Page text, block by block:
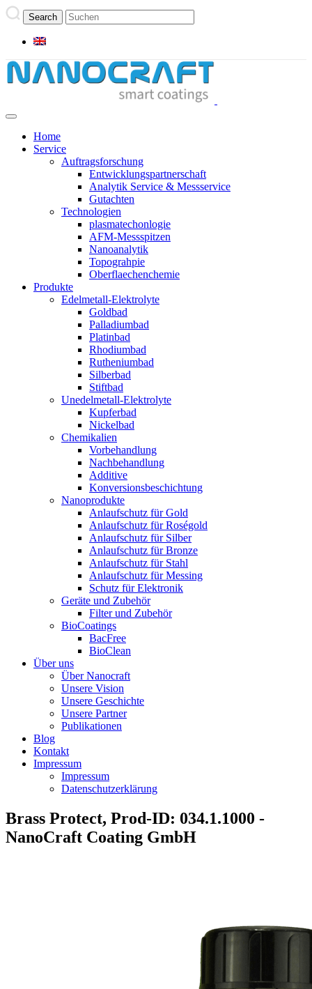
Home
Service
Auftragsforschung
Entwicklungspartnerschaft
Analytik Service & Messservice
Gutachten
Technologien
plasmatechonlogie
AFM-Messspitzen
Nanoanalytik
Topograhpie
Oberflaechenchemie
Produkte
Edelmetall-Elektrolyte
Goldbad
Palladiumbad
Platinbad
Rhodiumbad
Rutheniumbad
Silberbad
Stiftbad
Unedelmetall-Elektrolyte
Kupferbad
Nickelbad
Chemikalien
Vorbehandlung
Nachbehandlung
Additive
Konversionsbeschichtung
Nanoprodukte
Anlaufschutz für Gold
Anlaufschutz für Roségold
Anlaufschutz für Silber
Anlaufschutz für Bronze
Anlaufschutz für Stahl
Anlaufschutz für Messing
Schutz für Elektronik
Geräte und Zubehör
Filter und Zubehör
BioCoatings
BacFree
BioClean
Über uns
Über Nanocraft
Unsere Vision
Unsere Geschichte
Unsere Partner
Publikationen
Blog
Kontakt
Impressum
Impressum
Datenschutzerklärung
Brass Protect, Prod-ID: 034.1.1000 -
NanoCraft Coating GmbH